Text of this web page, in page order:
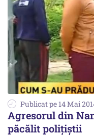
Publicat pe 14 Mai
Agresorul din
păcălit polițiștii